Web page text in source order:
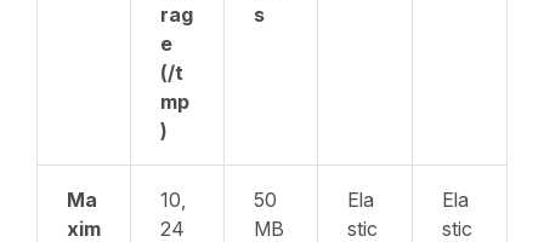
rag
e
(/t
mp
)
s
Ma
xim
10,
24
50
MB
Ela
stic
Ela
stic